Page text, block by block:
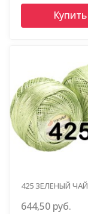
Купить
425 ЗЕЛЕНЫЙ ЧАЙ
644,50 руб.